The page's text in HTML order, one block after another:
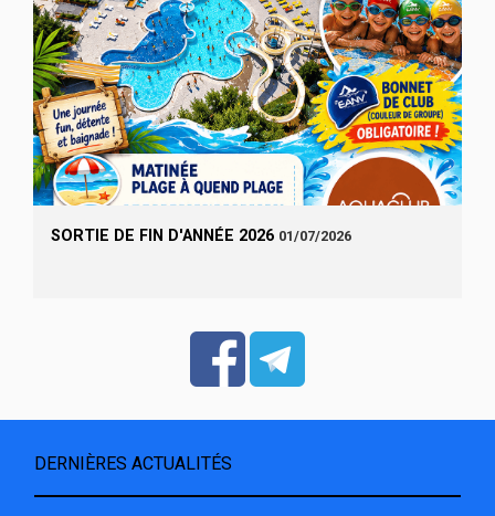
SORTIE DE FIN D'ANNÉE 2026 01/07/2026
DERNIÈRES ACTUALITÉS